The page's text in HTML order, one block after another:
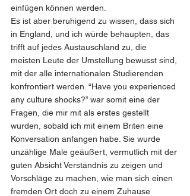
einfügen können werden.
Es ist aber beruhigend zu wissen, dass sich
in England, und ich würde behaupten, das
trifft auf jedes Austauschland zu, die
meisten Leute der Umstellung bewusst sind,
mit der alle internationalen Studierenden
konfrontiert werden. “Have you experienced
any culture shocks?” war somit eine der
Fragen, die mir mit als erstes gestellt
wurden, sobald ich mit einem Briten eine
Konversation anfangen habe. Sie wurde
unzählige Male geäußert, vermutlich mit der
guten Absicht Verständnis zu zeigen und
Vorschläge zu machen, wie man sich einen
fremden Ort doch zu einem Zuhause